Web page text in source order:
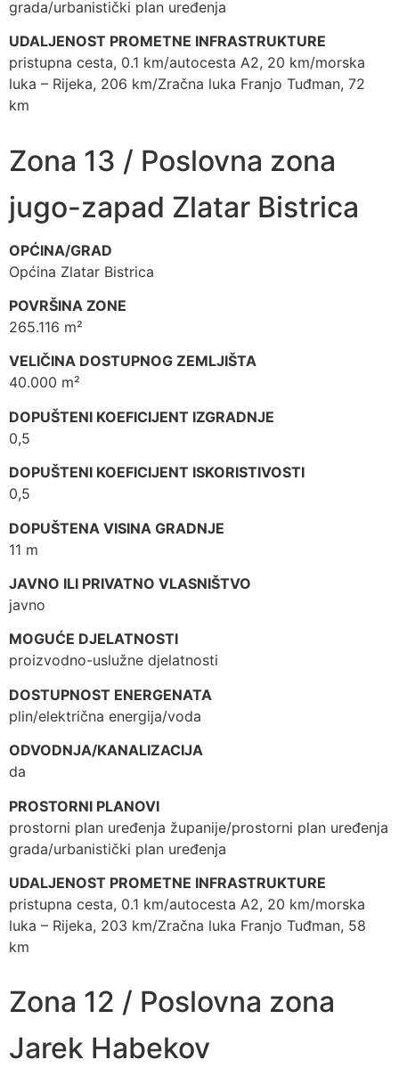
grada/urbanistički plan uređenja
UDALJENOST PROMETNE INFRASTRUKTURE
pristupna cesta, 0.1 km/autocesta A2, 20 km/morska
luka – Rijeka, 206 km/Zračna luka Franjo Tuđman, 72
km
Zona 13 / Poslovna zona
jugo-zapad Zlatar Bistrica
OPĆINA/GRAD
Općina Zlatar Bistrica
POVRŠINA ZONE
265.116 m²
VELIČINA DOSTUPNOG ZEMLJIŠTA
40.000 m²
DOPUŠTENI KOEFICIJENT IZGRADNJE
0,5
DOPUŠTENI KOEFICIJENT ISKORISTIVOSTI
0,5
DOPUŠTENA VISINA GRADNJE
11 m
JAVNO ILI PRIVATNO VLASNIŠTVO
javno
MOGUĆE DJELATNOSTI
proizvodno-uslužne djelatnosti
DOSTUPNOST ENERGENATA
plin/električna energija/voda
ODVODNJA/KANALIZACIJA
da
PROSTORNI PLANOVI
prostorni plan uređenja županije/prostorni plan uređenja
grada/urbanistički plan uređenja
UDALJENOST PROMETNE INFRASTRUKTURE
pristupna cesta, 0.1 km/autocesta A2, 20 km/morska
luka – Rijeka, 203 km/Zračna luka Franjo Tuđman, 58
km
Zona 12 / Poslovna zona
Jarek Habekov